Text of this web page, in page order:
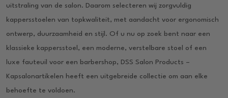
uitstraling van de salon. Daarom selecteren wij zorgvuldig
kappersstoelen van topkwaliteit, met aandacht voor ergonomisch
ontwerp, duurzaamheid en stijl. Of u nu op zoek bent naar een
klassieke kappersstoel, een moderne, verstelbare stoel of een
luxe fauteuil voor een barbershop, DSS Salon Products –
Kapsalonartikelen heeft een uitgebreide collectie om aan elke
behoefte te voldoen.